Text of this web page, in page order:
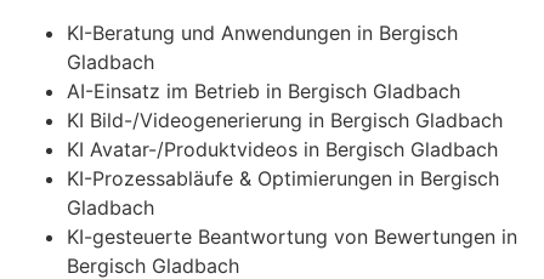
KI-Beratung und Anwendungen in Bergisch
Gladbach
AI-Einsatz im Betrieb in Bergisch Gladbach
KI Bild-/Videogenerierung in Bergisch Gladbach
KI Avatar-/Produktvideos in Bergisch Gladbach
KI-Prozessabläufe & Optimierungen in Bergisch
Gladbach
KI-gesteuerte Beantwortung von Bewertungen in
Bergisch Gladbach